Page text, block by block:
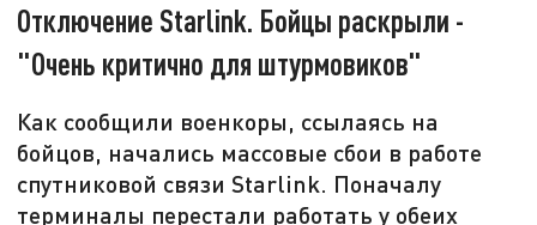
Отключение Starlink. Бойцы раскрыли -
"Очень критично для штурмовиков"
Как сообщили военкоры, ссылаясь на
бойцов, начались массовые сбои в работе
спутниковой связи Starlink. Поначалу
терминалы перестали работать у обеих